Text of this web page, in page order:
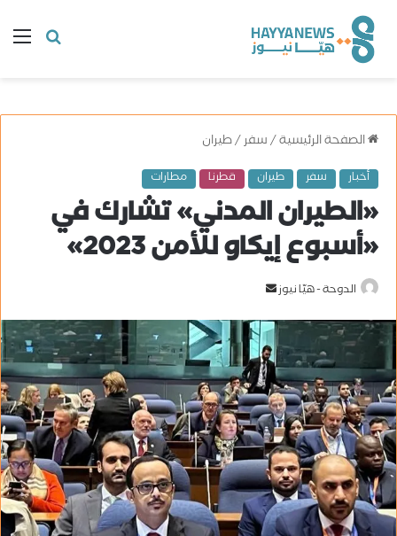
البحث
الصفحة الرئيسية/سفر/طيران
أخبار سفر طيران قطرنا مطارات
«الطيران المدني» تشارك في
«أسبوع إيكاو للأمن 2023»
الدوحة - هيّا نيوز
س
ل
ب
ر
ي
د
ا
إ
ل
ك